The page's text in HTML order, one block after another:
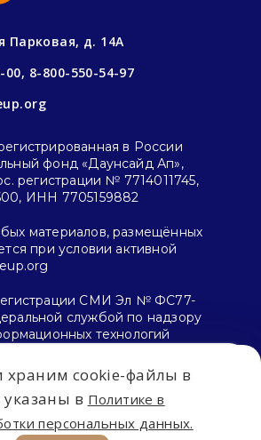
на сайте?
Парковая, д. 14А
00, 8-800-550-54-97
в России
фонд «Даунсайд Ап»,
регистрации № 7714011745,
ИНН 7705159882
материалов, размещённых
при условии активной
СМИ Эл № ФС77-
службой по надзору
технологий
(Роскомнадзор)
cookie-файлы в
в Политике в
персональных данных.